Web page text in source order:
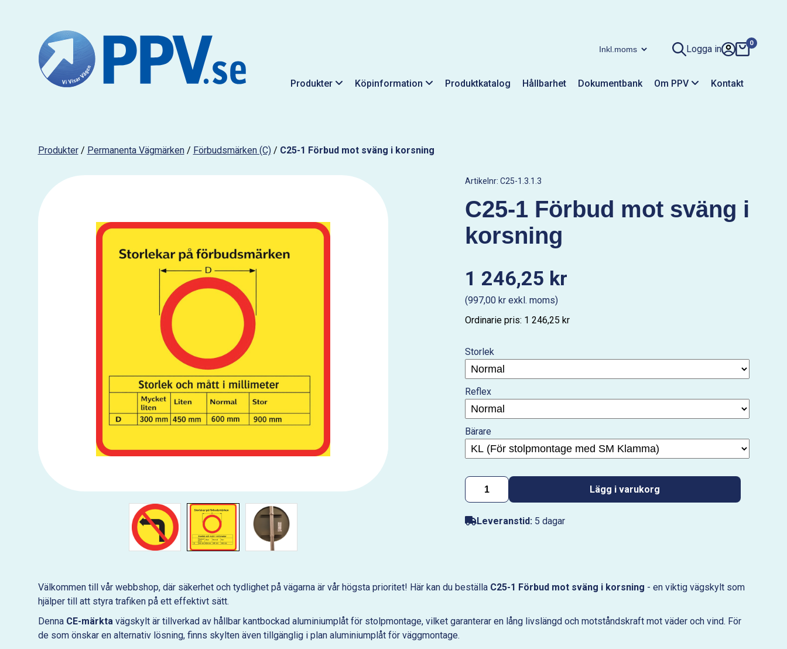
Logga in
0
Produkter Köpinformation Produktkatalog Hållbarhet Dokumentbank Om PPV Kontakt
Produkter/ Permanenta Vägmärken/ Förbudsmärken (C)/ C25-1 Förbud mot sväng i korsning
Artikelnr: C25-1.3.1.3
C25-1 Förbud mot sväng i
korsning
1 246,25 kr
(997,00 kr exkl. moms)
Ordinarie pris: 1 246,25 kr
Storlek
Reflex
Bärare
Lägg i varukorg
Leveranstid: 5 dagar
Välkommen till vår webbshop, där säkerhet och tydlighet på vägarna är vår högsta prioritet! Här kan du beställa C25-1 Förbud mot sväng i korsning - en viktig vägskylt som
hjälper till att styra trafiken på ett effektivt sätt.
Denna CE-märktavägskylt är tillverkad av hållbar kantbockad aluminiumplåt för stolpmontage, vilket garanterar en lång livslängd och motståndskraft mot väder och vind. För
de som önskar en alternativ lösning, finns skylten även tillgänglig i plan aluminiumplåt för väggmontage.